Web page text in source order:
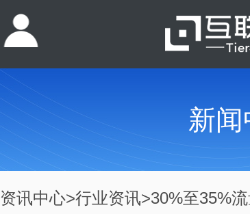
新
资讯中心>行业资讯>30%至35%